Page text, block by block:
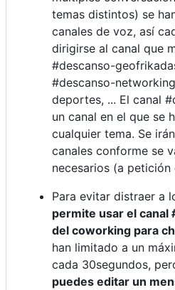
temas distintos) se
canales de voz, así
dirigirse al canal que
#descanso-
#descanso-
deportes, ... El canal
un canal en el que se
cualquier tema. Se
canales conforme se
necesarios (a
Para evitar distraer a
permite usar el canal
del coworking para
han limitado a un
cada 30segundos,
puedes editar un